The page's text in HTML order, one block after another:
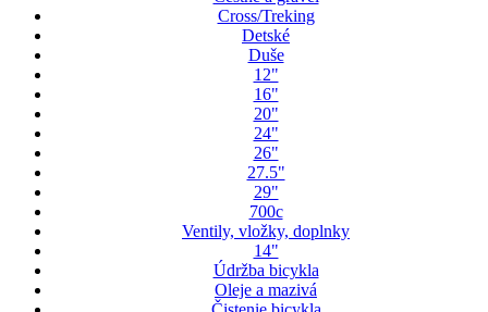
Cross/Treking
Detské
Duše
12"
16"
20"
24"
26"
27.5"
29"
700c
Ventily, vložky, doplnky
14"
Údržba bicykla
Oleje a mazivá